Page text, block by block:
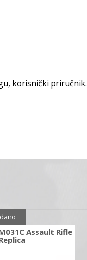
korisnički priručnik.
Assault Rifle